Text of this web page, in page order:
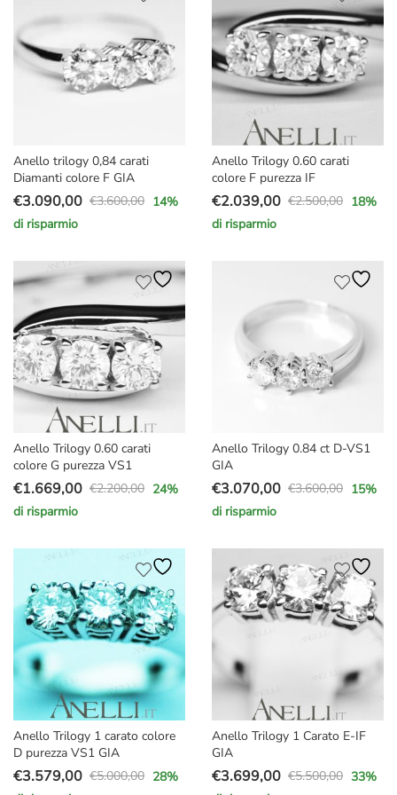
€2.300,00.
€1.870,00.
Anello trilogy 0,84 carati
Diamanti colore F GIA
€3.600,00
Il
prezzo
era:
€3.600,00.
€3.090,00
Il
prezzo
è:
€3.090,00.
14%
di risparmio
Anello Trilogy 0.60 carati
colore F purezza IF
€2.500,00
Il
prezzo
€2.500,00.
€2.039,00
Il
prezzo
€2.039,00.
18%
di risparmio
Anello Trilogy 0.60 carati
colore G purezza VS1
€2.200,00
Il
prezzo
€2.200,00.
€1.669,00
Il
prezzo
€1.669,00.
24%
di risparmio
Anello Trilogy 0.84 ct D-VS1
GIA
€3.600,00
Il
prezzo
era:
€3.600,00.
€3.070,00
Il
prezzo
€3.070,00.
15%
di risparmio
Anello Trilogy 1 carato colore
D purezza VS1 GIA
€5.000,00
Il
€3.579,00
Il 28%
Anello Trilogy 1 Carato E-IF
GIA
€5.500,00
Il
€3.699,00
Il 33%